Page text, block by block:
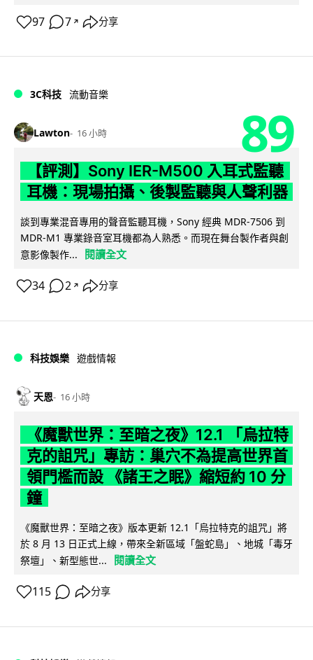
97 7 ↗ 分享
3C科技 流動音樂
Lawton 16 小時 89
【評測】Sony IER-M500 入耳式監聽
耳機：現場拍攝、後製監聽與人聲利器
談到專業混音專用的聲音監聽耳機，Sony 經典 MDR-7506 到
MDR-M1 專業錄音室耳機都為人熟悉。而現在舞台製作者與創
意影像製作...
閱讀全文
34 2 ↗ 分享
科技娛樂 遊戲情報
天恩 16 小時
《魔獸世界：至暗之夜》12.1 「烏拉特
克的詛咒」專訪：巢穴不為提高世界首
領門檻而設 《諸王之眠》縮短約 10 分
鐘
《魔獸世界：至暗之夜》版本更新 12.1「烏拉特克的詛咒」將
於 8 月 13 日正式上線，帶來全新區域「盤蛇島」、地城「毒牙
祭壇」、新型態世...
閱讀全文
115 分享